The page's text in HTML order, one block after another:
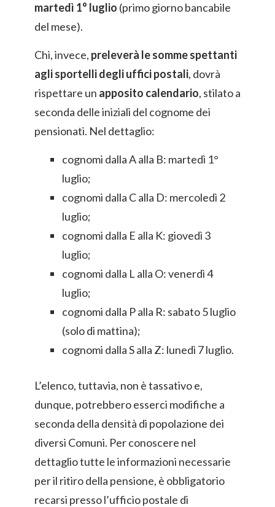
martedì 1° luglio (primo giorno bancabile
del mese).
Chi, invece, preleverà le somme spettanti
agli sportelli degli uffici postali, dovrà
rispettare un apposito calendario, stilato a
seconda delle iniziali del cognome dei
pensionati. Nel dettaglio:
cognomi dalla A alla B: martedì 1°
luglio;
cognomi dalla C alla D: mercoledì 2
luglio;
cognomi dalla E alla K: giovedì 3
luglio;
cognomi dalla L alla O: venerdì 4
luglio;
cognomi dalla P alla R: sabato 5 luglio
(solo di mattina);
cognomi dalla S alla Z: lunedì 7 luglio.
L’elenco, tuttavia, non è tassativo e,
dunque, potrebbero esserci modifiche a
seconda della densità di popolazione dei
diversi Comuni. Per conoscere nel
dettaglio tutte le informazioni necessarie
per il ritiro della pensione, è obbligatorio
recarsi presso l’ufficio postale di